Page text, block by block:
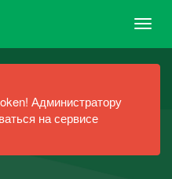
Администратору
на сервисе